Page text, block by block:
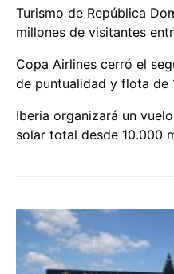
Turismo de República
millones de visitantes
Copa Airlines cerró el
de puntualidad y flota de
Iberia organizará un
solar total desde 10.000